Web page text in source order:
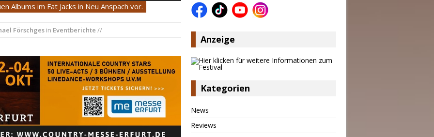
Albums im Fat Jacks in Neu Anspach vor.
Förschges in Eventberichte //
Anzeige
Kategorien
News
Reviews